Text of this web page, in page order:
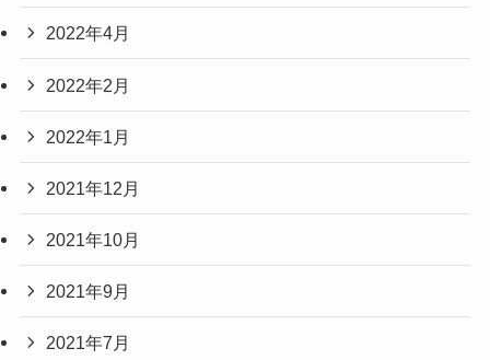
2022年4月
2022年2月
2022年1月
2021年12月
2021年10月
2021年9月
2021年7月